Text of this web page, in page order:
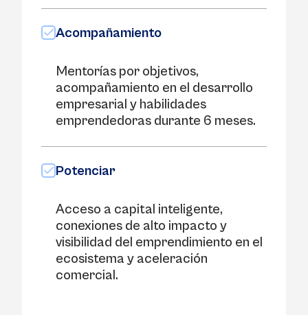
Acompañamiento
Mentorías por objetivos,
acompañamiento en el desarrollo
empresarial y habilidades
emprendedoras durante 6 meses.
Potenciar
Acceso a capital inteligente,
conexiones de alto impacto y
visibilidad del emprendimiento en el
ecosistema y aceleración
comercial.